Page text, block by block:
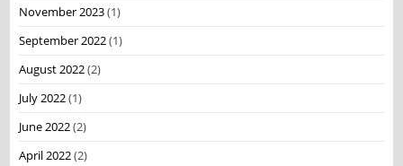
November 2023(1)
September 2022(1)
August 2022(2)
July 2022(1)
June 2022(2)
April 2022(2)